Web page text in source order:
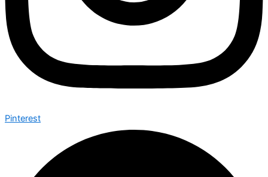
Pinterest